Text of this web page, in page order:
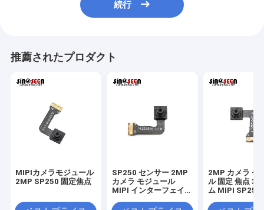
続行
推薦されたプロダクト
MIPIカメラモジュール
2MP SP250 固定焦点
SP250 センサー 2MP
カメラ モジュール
MIPI インターフェイス
1600*1200
2MP カメラ モ
ル 固定 焦点 30
ム MIPI SP250